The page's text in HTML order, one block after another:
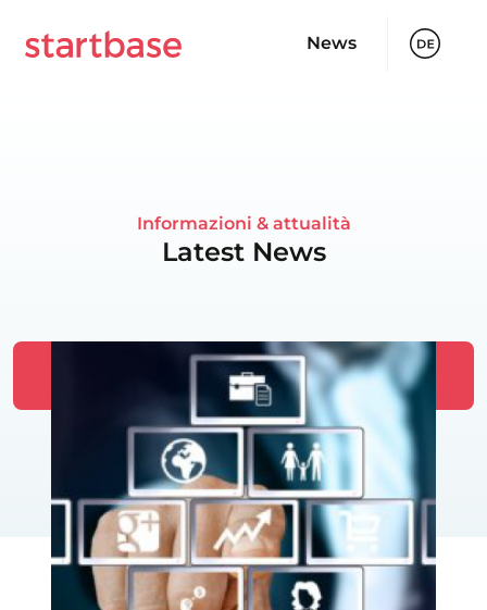
News
Informazioni & attualità
Latest News
Mostra tutte le news